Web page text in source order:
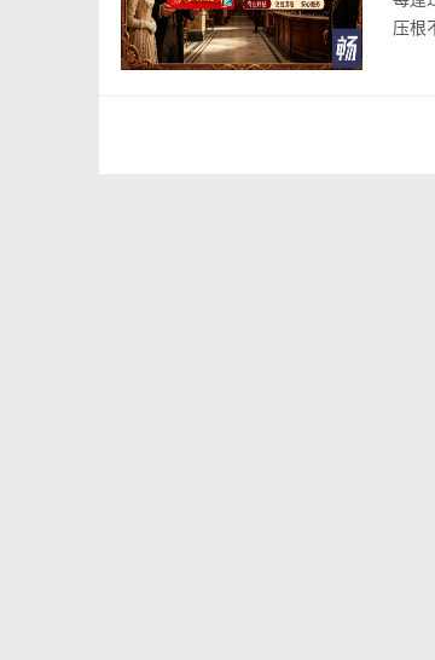
压根